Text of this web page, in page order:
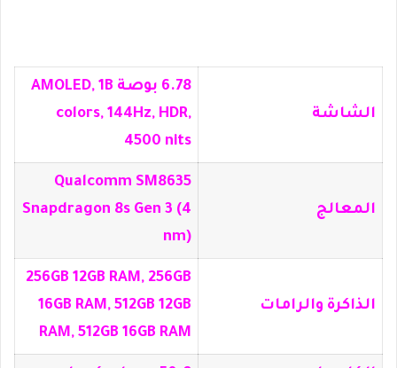
الشاشة
6.78 بوصة AMOLED, 1B
colors, 144Hz, HDR,
4500 nits
المعالج
Qualcomm SM8635
Snapdragon 8s Gen 3 (4
nm)
الذاكرة والرامات
256GB 12GB RAM, 256GB
16GB RAM, 512GB 12GB
RAM, 512GB 16GB RAM